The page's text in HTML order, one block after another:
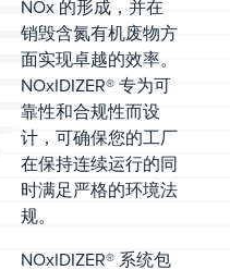
NOx 的形成，并在
销毁含氮有机废物方
面实现卓越的效率。
NOxIDIZER® 专为可
靠性和合规性而设
计，可确保您的工厂
在保持连续运行的同
时满足严格的环境法
规。
NOxIDIZER® 系统包